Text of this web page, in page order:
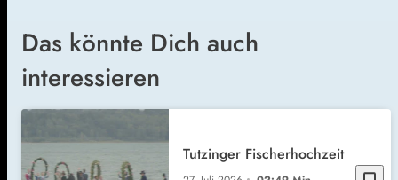
Das könnte Dich auch
interessieren
Tutzinger Fischerhochzeit